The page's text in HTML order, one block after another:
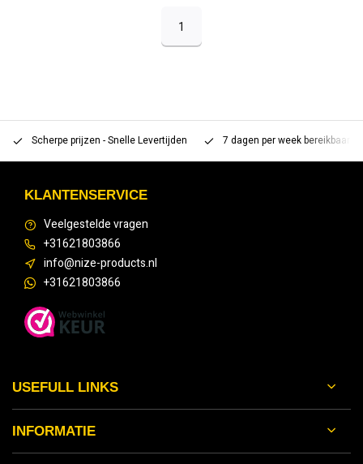
1
Scherpe prijzen - Snelle Levertijden 7 dagen per week bereikbaar
KLANTENSERVICE
Veelgestelde vragen
+31621803866
info@nize-products.nl
+31621803866
USEFULL LINKS
INFORMATIE